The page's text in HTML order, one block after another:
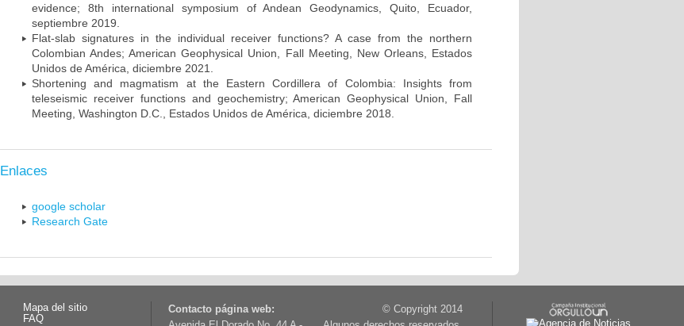
evidence; 8th international symposium of Andean Geodynamics, Quito, Ecuador,
septiembre 2019.
Flat-slab signatures in the individual receiver functions? A case from the northern
Colombian Andes; American Geophysical Union, Fall Meeting, New Orleans, Estados
Unidos de América, diciembre 2021.
Shortening and magmatism at the Eastern Cordillera of Colombia: Insights from
teleseismic receiver functions and geochemistry; American Geophysical Union, Fall
Meeting, Washington D.C., Estados Unidos de América, diciembre 2018.
Enlaces
google scholar
Research Gate
Mapa del sitio
FAQ
Contacto página web:
© Copyright 2014